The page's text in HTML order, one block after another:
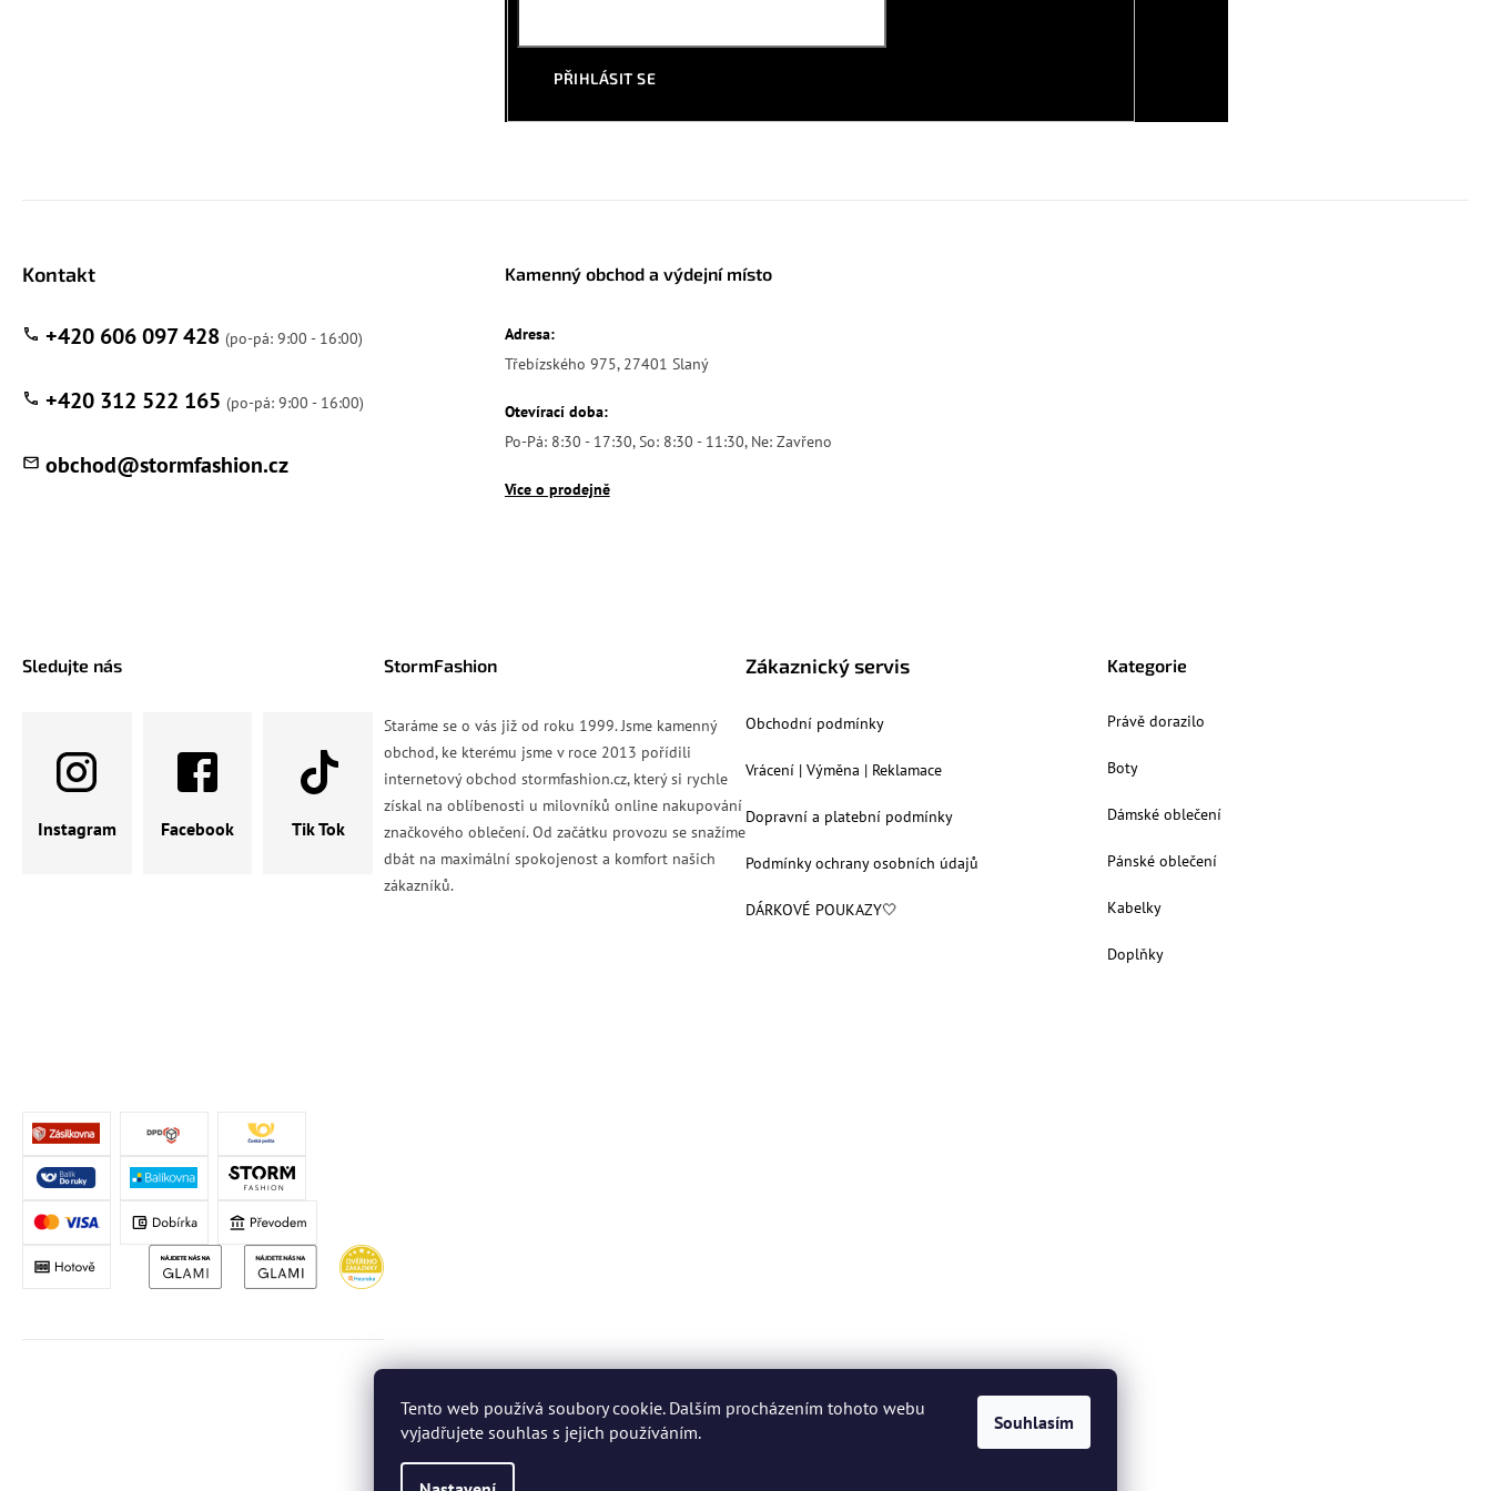
Tento web používá soubory cookie. Dalším procházením tohoto webu
vyjadřujete souhlas s jejich používáním.
Souhlasím
PŘIHLÁSIT SE
Kontakt
obchod@stormfashion.cz
+420 606 097 428
+420 312 522 165
Kamenný obchod a výdejní místo
Adresa:
Třebízského 975, 27401 Slaný
Otevírací doba:
Po-Pá: 8:30 - 17:30, So: 8:30 - 11:30, Ne: Zavřeno
Více o prodejně
Sledujte nás
Instagram Facebook Tik Tok
StormFashion
Staráme se o vás již od roku 1999. Jsme kamenný
obchod, ke kterému jsme v roce 2013 pořídili
internetový obchod stormfashion.cz, který si rychle
získal na oblíbenosti u milovníků online nakupování
značkového oblečení. Od začátku provozu se snažíme
dbát na maximální spokojenost a komfort našich
zákazníků.
Zákaznický servis
Obchodní podmínky
Vrácení | Výměna | Reklamace
Dopravní a platební podmínky
Podmínky ochrany osobních údajů
DÁRKOVÉ POUKAZY🤍
Kategorie
Právě dorazilo
Boty
Dámské oblečení
Pánské oblečení
Kabelky
Doplňky